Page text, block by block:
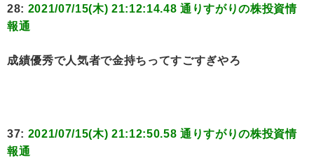
28: 2021/07/15(木) 21:12:14.48 通りすがりの株投資情
報通
成績優秀で人気者で金持ちってすごすぎやろ
37: 2021/07/15(木) 21:12:50.58 通りすがりの株投資情
報通